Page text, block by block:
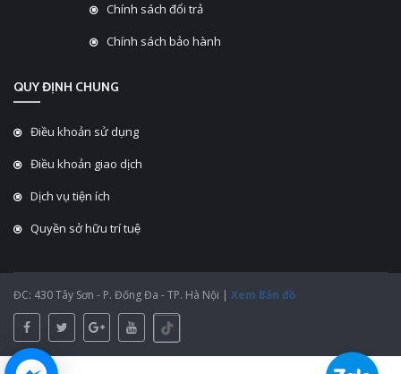
Chính sách đổi trả
Chính sách bảo hành
QUY ĐỊNH CHUNG
Điều khoản sử dụng
Điều khoản giao dịch
Dịch vụ tiện ích
Quyền sở hữu trí tuệ
ĐC: 430 Tây Sơn - P. Đống Đa - TP. Hà Nội | Xem Bản đồ